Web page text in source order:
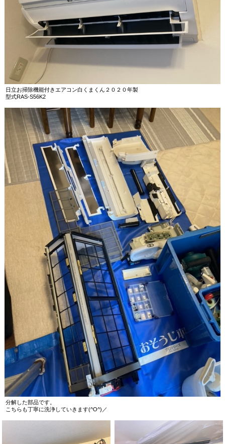
日立お掃除機能付きエアコン白くまくん２０２０年製
型式RAS-S56K2
分解した部品です。
こちらも丁寧に洗浄していきます(^O^)／